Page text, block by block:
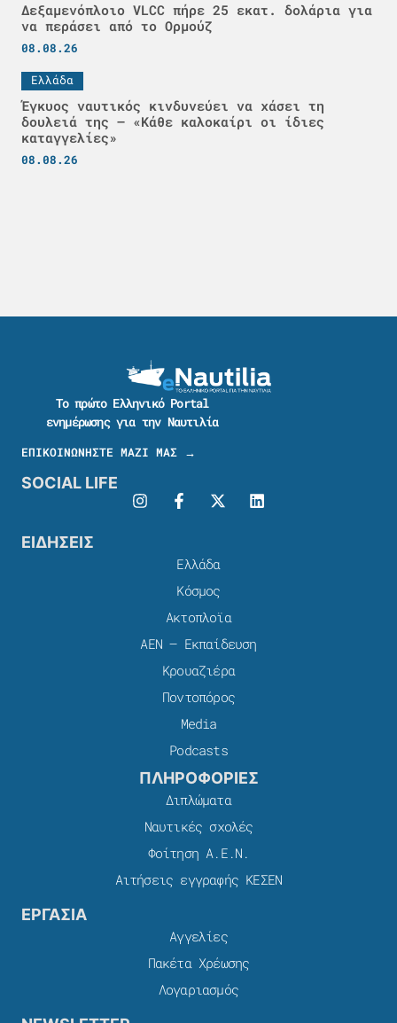
Δεξαμενόπλοιο VLCC πήρε 25 εκατ. δολάρια για
να περάσει από το Ορμούζ
08.08.26
Ελλάδα
Έγκυος ναυτικός κινδυνεύει να χάσει τη
δουλειά της – «Κάθε καλοκαίρι οι ίδιες
καταγγελίες»
08.08.26
Το πρώτο Ελληνικό Portal
ενημέρωσης για την Ναυτιλία
ΕΠΙΚΟΙΝΩΝΗΣΤΕ ΜΑΖΙ ΜΑΣ →
SOCIAL LIFE
ΕΙΔΗΣΕΙΣ
Ελλάδα
Κόσμος
Ακτοπλοϊα
ΑΕΝ – Εκπαίδευση
Κρουαζιέρα
Ποντοπόρος
Media
Podcasts
ΠΛΗΡΟΦΟΡΙΕΣ
Διπλώματα
Ναυτικές σχολές
Φοίτηση Α.Ε.Ν.
Αιτήσεις εγγραφής ΚΕΣΕΝ
ΕΡΓΑΣΙΑ
Αγγελίες
Πακέτα Χρέωσης​
Λογαριασμός